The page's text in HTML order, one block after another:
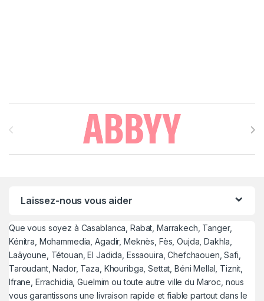
Brands Carousel
Laissez-nous vous aider
Que vous soyez à Casablanca, Rabat, Marrakech, Tanger,
Kénitra, Mohammedia, Agadir, Meknès, Fès, Oujda, Dakhla,
Laâyoune, Tétouan, El Jadida, Essaouira, Chefchaouen, Safi,
Taroudant, Nador, Taza, Khouribga, Settat, Béni Mellal, Tiznit,
Ifrane, Errachidia, Guelmim ou toute autre ville du Maroc, nous
vous garantissons une livraison rapide et fiable partout dans le